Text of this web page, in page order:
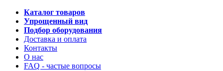
Каталог товаров
Упрощенный вид
Подбор оборудования
Доставка и оплата
Контакты
О нас
FAQ - частые вопросы